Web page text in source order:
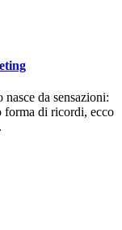
da sensazioni:
forma di ricordi, ecco